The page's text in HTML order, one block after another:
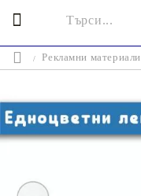
Рекламни материали